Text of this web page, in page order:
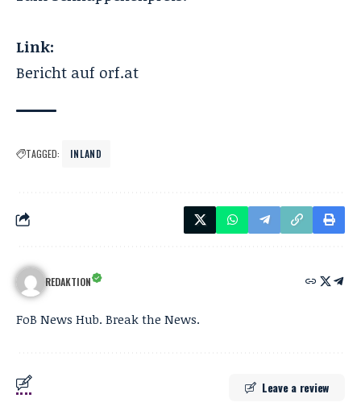
Link:
Bericht auf orf.at
TAGGED: INLAND
REDAKTION
FoB News Hub. Break the News.
Leave a review